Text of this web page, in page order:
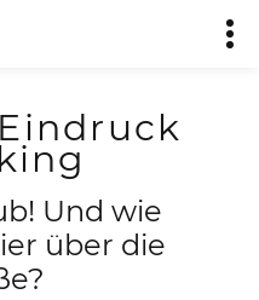
Und wie
über die